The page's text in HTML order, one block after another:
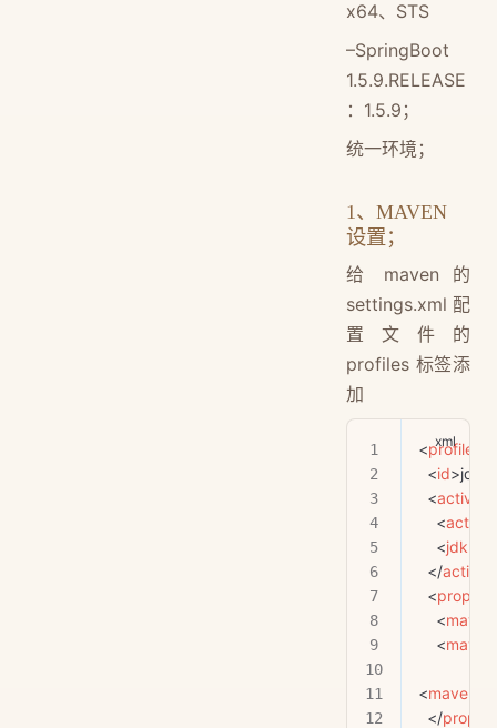
x64、STS
–SpringBoot
1.5.9.RELEASE
：1.5.9；
统一环境；
1、MAVEN
设置；
给 maven 的
settings.xml 配
置文件的
profiles 标签添
加
<profile
  <
id>jdk-
  <
    <
    <
jdk
  </
  <
    <
    <
<
  </